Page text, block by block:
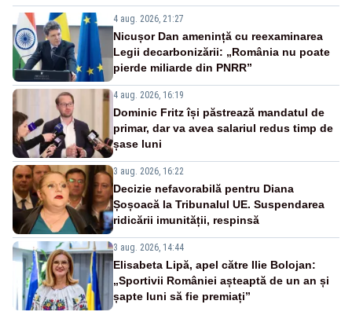
4 aug. 2026, 21:27
Nicușor Dan amenință cu reexaminarea
Legii decarbonizării: „România nu poate
pierde miliarde din PNRR”
4 aug. 2026, 16:19
Dominic Fritz își păstrează mandatul de
primar, dar va avea salariul redus timp de
șase luni
3 aug. 2026, 16:22
Decizie nefavorabilă pentru Diana
Șoșoacă la Tribunalul UE. Suspendarea
ridicării imunității, respinsă
3 aug. 2026, 14:44
Elisabeta Lipă, apel către Ilie Bolojan:
„Sportivii României așteaptă de un an și
șapte luni să fie premiați”